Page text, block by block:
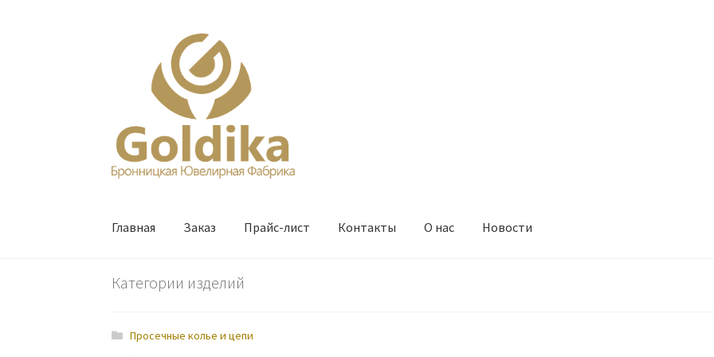
навигации
содержимому
Главная Заказ Прайс-лист Контакты О нас Новости
Категории изделий
Просечные колье и цепи